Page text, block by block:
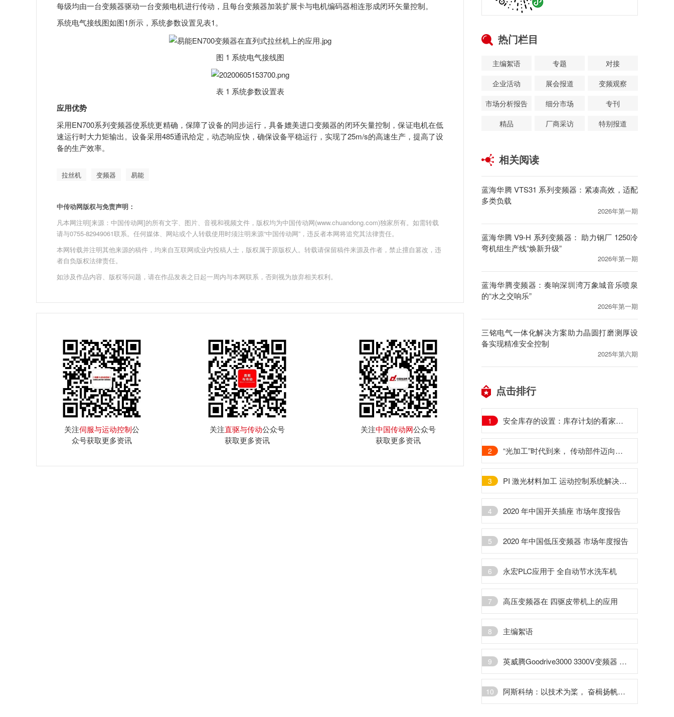
每级均由一台变频器驱动一台变频电机进行传动，且每台变频器加装扩展卡与电机编码器相连形成闭环矢量控制。
系统电气接线图如图1所示，系统参数设置见表1。
图 1 系统电气接线图
表 1 系统参数设置表
应用优势
采用EN700系列变频器使系统更精确，保障了设备的同步运行，具备媲美进口变频器的闭环矢量控制，保证电机在低
速运行时大力矩输出。设备采用485通讯给定，动态响应快，确保设备平稳运行，实现了25m/s的高速生产，提高了设
备的生产效率。
拉丝机 变频器 易能
中传动网版权与免责声明：
凡本网注明[来源：中国传动网]的所有文字、图片、音视和视频文件，版权均为中国传动网(www.chuandong.com)独家所有。如需转载
请与0755-82949061联系。任何媒体、网站或个人转载使用时须注明来源“中国传动网”，违反者本网将追究其法律责任。
本网转载并注明其他来源的稿件，均来自互联网或业内投稿人士，版权属于原版权人。转载请保留稿件来源及作者，禁止擅自篡改，违
者自负版权法律责任。
如涉及作品内容、版权等问题，请在作品发表之日起一周内与本网联系，否则视为放弃相关权利。
关注伺服与运动控制公
众号获取更多资讯
关注直驱与传动公众号
获取更多资讯
关注中国传动网公众号
获取更多资讯
热门栏目
主编絮语 专题
对接
企业活动
展会报道
变频观察
市场分析报告
细分市场
专刊
精品
厂商采访 特别报道
相关阅读
蓝海华腾 VTS31 系列变频器：紧凑高效，适配
多类负载
2026年第一期
蓝海华腾 V9-H 系列变频器： 助力钢厂 1250冷
弯机组生产线“焕新升级”
2026年第一期
蓝海华腾变频器：奏响深圳湾万象城音乐喷泉
的“水之交响乐”
2026年第一期
三铭电气一体化解决方案助力晶圆打磨测厚设
备实现精准安全控制
2025年第六期
点击排行
1 安全库存的设置：库存计划的看家本领
2 “光加工”时代到来， 传动部件迈向高精密化
3 PI 激光材料加工 运动控制系统解决方案
4 2020 年中国开关插座 市场年度报告
5 2020 年中国低压变频器 市场年度报告
6 永宏PLC应用于 全自动节水洗车机
7 高压变频器在 四驱皮带机上的应用
8 主编絮语
9 英威腾Goodrive3000 3300V变频器 在矿井刮板机上的应用
10 阿斯科纳：以技术为桨， 奋楫扬帆再启程